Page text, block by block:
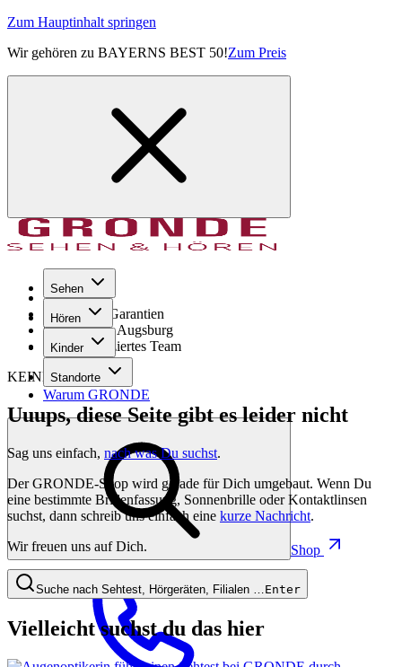
Zum Hauptinhalt springen
Wir gehören zu BAYERNS BEST 50!Zum Preis
Sehen
Hören
Kinder
Standorte
Warum GRONDE
Shop
Seit 1971
GRONDE Garantien
8× im Raum Augsburg
Hochqualifiziertes Team
KEINE SORGE!
Uuups, diese Seite gibt es leider nicht
Sag uns einfach, nach was Du suchst.
Der GRONDE-Shop wird gerade für Dich umgebaut. Wenn Du
eine bestimmte Brillenfassung, Sonnenbrille oder Kontaktlinsen
suchst, dann schreib uns einfach eine kurze Nachricht.
Wir freuen uns auf Dich.
Suche nach Sehtest, Hörgeräten, Filialen … Enter
Vielleicht suchst du das hier